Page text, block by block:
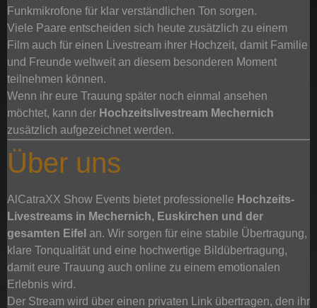
Funkmikrofone für klar verständlichen Ton sorgen.
Viele Paare entscheiden sich heute zusätzlich zu einem
Film auch für einen Livestream ihrer Hochzeit, damit Familie
und Freunde weltweit an diesem besonderen Moment
teilnehmen können.
Wenn ihr eure Trauung später noch einmal ansehen
möchtet, kann der Hochzeitslivestream Mechernich
zusätzlich aufgezeichnet werden.
Über uns
AlCatraXX Show Events bietet professionelle Hochzeits-
Livestreams in Mechernich, Euskirchen und der
gesamten Eifel an. Wir sorgen für eine stabile Übertragung,
klare Tonqualität und eine hochwertige Bildübertragung,
damit eure Trauung auch online zu einem emotionalen
Erlebnis wird.
Der Stream wird über einen privaten Link übertragen, den ihr